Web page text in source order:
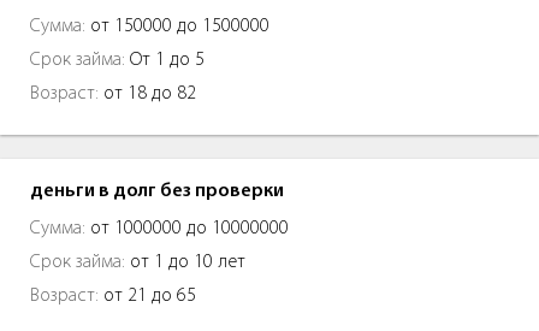
Сумма: от 150000 до 1500000
Срок займа: От 1 до 5
Возраст: от 18 до 82
деньги в долг без проверки
Сумма: от 1000000 до 10000000
Срок займа: от 1 до 10 лет
Возраст: от 21 до 65